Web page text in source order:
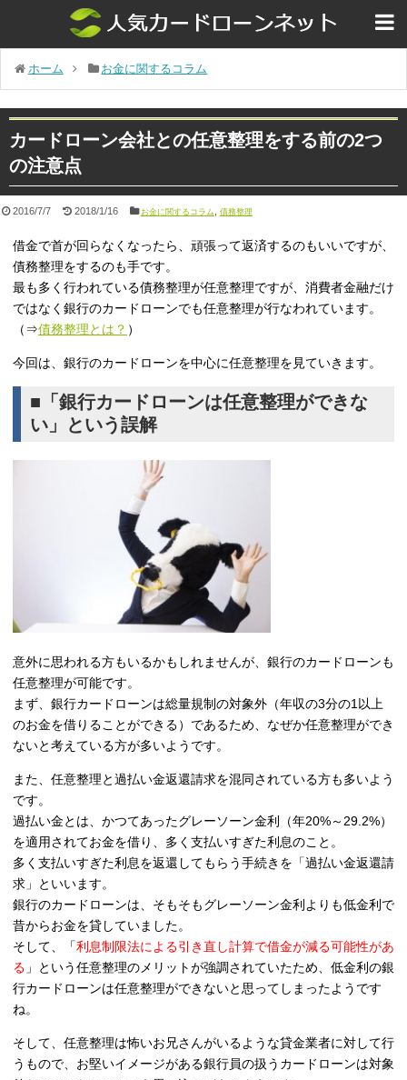
ホーム お金に関するコラム
カードローン会社との任意整理をする前の2つ
の注意点
2016/7/7 2018/1/16 お金に関するコラム 債務整理
借金で首が回らなくなったら、頑張って返済するのもいいですが、
債務整理をするのも手です。
最も多く行われている債務整理が任意整理ですが、消費者金融だけ
ではなく銀行のカードローンでも任意整理が行なわれています。
（⇒債務整理とは？ ）
今回は、銀行のカードローンを中心に任意整理を見ていきます。
■「銀行カードローンは任意整理ができな
い」という誤解
意外に思われる方もいるかもしれませんが、銀行のカードローンも
任意整理が可能です。
まず、銀行カードローンは総量規制の対象外（年収の3分の1以上
のお金を借りることができる）であるため、なぜか任意整理ができ
ないと考えている方が多いようです。
また、任意整理と過払い金返還請求を混同されている方も多いよう
です。
過払い金とは、かつてあったグレーソーン金利（年20%～29.2%）
を適用されてお金を借り、多く支払いすぎた利息のこと。
多く支払いすぎた利息を返還してもらう手続きを「過払い金返還請
求」といいます。
銀行のカードローンは、そもそもグレーソーン金利よりも低金利で
昔からお金を貸していました。
そして、「利息制限法による引き直し計算で借金が減る可能性があ
る 」という任意整理のメリットが強調されていたため、低金利の銀
行カードローンは任意整理ができないと思ってしまったようです
ね。
そして、任意整理は怖いお兄さんがいるような貸金業者に対して行
うもので、お堅いイメージがある銀行員の扱うカードローンは対象